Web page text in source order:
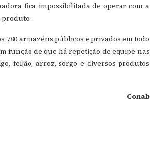
fica impossibilitada de operar com a
produto.
780 armazéns públicos e privados em todo
função de que há repetição de equipe nas
feijão, arroz, sorgo e diversos produtos
Conab